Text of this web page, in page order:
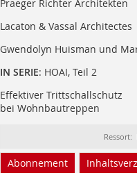
Praeger Richter Architekten
Lacaton & Vassal Architectes
Gwendolyn Huisman und
IN SERIE: HOAI, Teil 2
Effektiver Trittschallschutz
bei Wohnbautreppen
Ressort:
Abonnement